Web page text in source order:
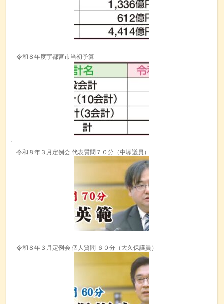
令和８年度宇都宮市当初予算
令和８年３月定例会 代表質問７０分（中塚議員）
令和８年３月定例会 個人質問 ６０分（大久保議員）